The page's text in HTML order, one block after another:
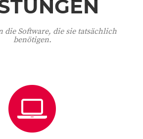
die Software, die sie tatsächlich
benötigen.